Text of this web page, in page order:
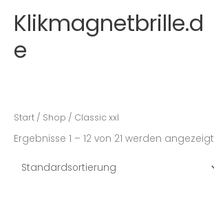
InhaltKlikmagnetbrille.d
e
Start / Shop / Classic xxl
Ergebnisse 1 – 12 von 21 werden angezeigt